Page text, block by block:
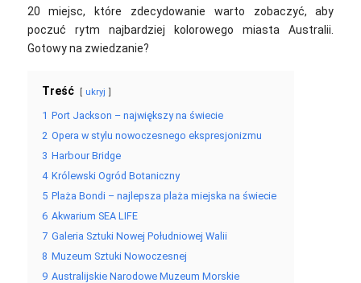
20 miejsc, które zdecydowanie warto zobaczyć, aby
poczuć rytm najbardziej kolorowego miasta Australii.
Gotowy na zwiedzanie?
Treść ukryj
1 Port Jackson – największy na świecie
2 Opera w stylu nowoczesnego ekspresjonizmu
3 Harbour Bridge
4 Królewski Ogród Botaniczny
5 Plaża Bondi – najlepsza plaża miejska na świecie
6 Akwarium SEA LIFE
7 Galeria Sztuki Nowej Południowej Walii
8 Muzeum Sztuki Nowoczesnej
9 Australijskie Narodowe Muzeum Morskie